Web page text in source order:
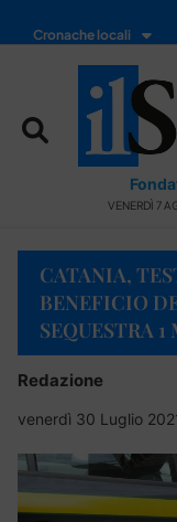
Cronache locali
VENERDÌ 7
CATANIA,
BENEFICIO
SEQUESTRA
Redazione
venerdì 30 Luglio